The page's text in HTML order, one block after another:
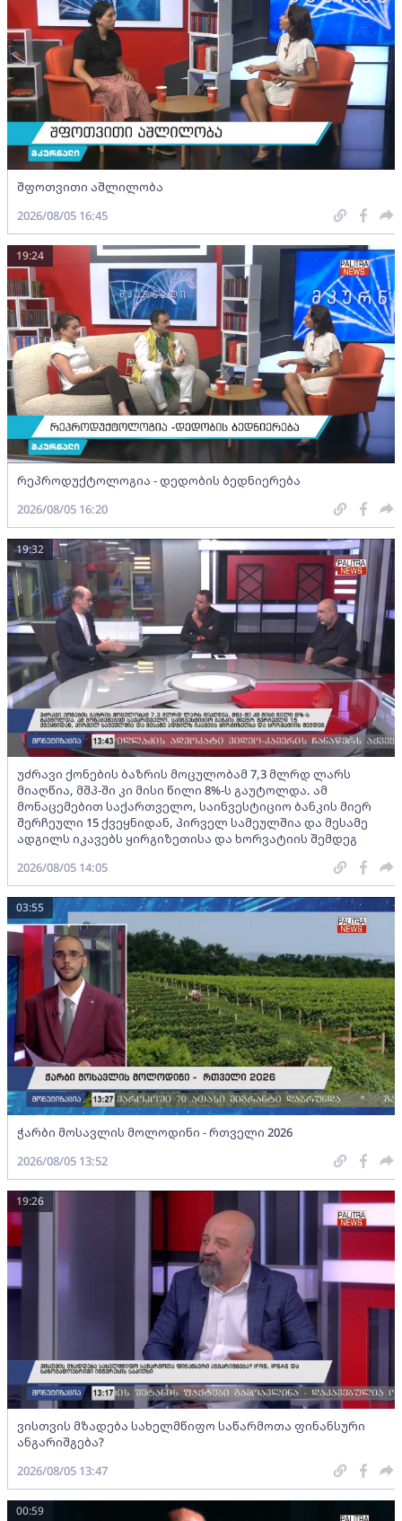
შფოთვითი აშლილობა
2026/08/05 16:45
რეპროდუქტოლოგია - დედობის ბედნიერება
19:24
2026/08/05 16:20
უძრავი ქონების ბაზრის მოცულობამ 7,3 მლრდ ლარს
მიაღწია, მშპ-ში კი მისი წილი 8%-ს გაუტოლდა. ამ
მონაცემებით საქართველო, საინვესტიციო ბანკის მიერ
შერჩეული 15 ქვეყნიდან, პირველ სამეულშია და მესამე
ადგილს იკავებს ყირგიზეთისა და ხორვატიის შემდეგ
19:32
2026/08/05 14:05
ჭარბი მოსავლის მოლოდინი - რთველი 2026
03:55
2026/08/05 13:52
ვისთვის მზადება სახელმწიფო საწარმოთა ფინანსური
ანგარიშგება?
19:26
2026/08/05 13:47
00:59